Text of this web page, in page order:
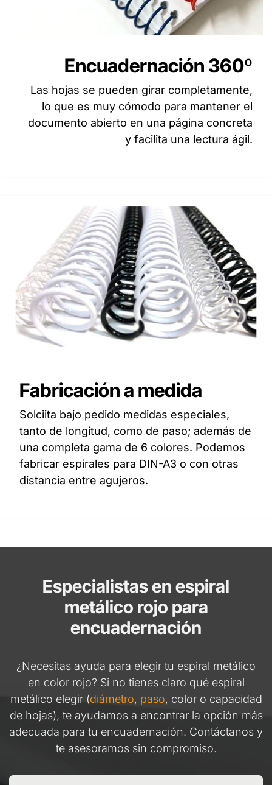
Encuadernación 360º
Las hojas se pueden girar completamente,
lo que es muy cómodo para mantener el
documento abierto en una página concreta
y facilita una lectura ágil.
Fabricación a medida
Solciita bajo pedido medidas especiales,
tanto de longitud, como de paso; además de
una completa gama de 6 colores. Podemos
fabricar espirales para DIN-A3 o con otras
distancia entre agujeros.
Especialistas en espiral
metálico rojo para
encuadernación
¿Necesitas ayuda para elegir tu espiral metálico
en color rojo? Si no tienes claro qué espiral
metálico elegir (diámetro, paso, color o capacidad
de hojas), te ayudamos a encontrar la opción más
adecuada para tu encuadernación. Contáctanos y
te asesoramos sin compromiso.